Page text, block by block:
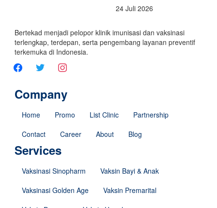
24 Juli 2026
Bertekad menjadi pelopor klinik imunisasi dan vaksinasi
terlengkap, terdepan, serta pengembang layanan preventif
terkemuka di Indonesia.
Company
Home Promo List Clinic
Partnership
Contact
Career About Blog
Services
Vaksinasi Sinopharm
Vaksin Bayi & Anak
Vaksinasi Golden Age
Vaksin Premarital